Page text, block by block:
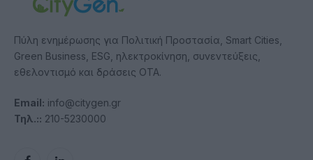
Πύλη ενημέρωσης για Πολιτική Προστασία, Smart Cities,
Green Business, ESG, ηλεκτροκίνηση, συνεντεύξεις,
εθελοντισμό και δράσεις ΟΤΑ.
Email: info@citygen.gr
Τηλ.:: 210-5230000